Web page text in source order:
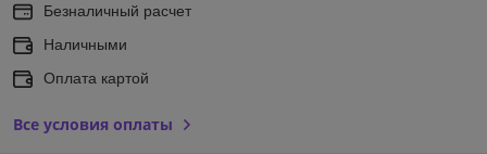
Безналичный расчет
Наличными
Оплата картой
Все условия оплаты